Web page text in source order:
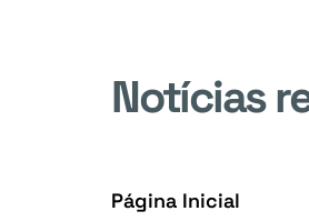
Notícias
Página Inicial